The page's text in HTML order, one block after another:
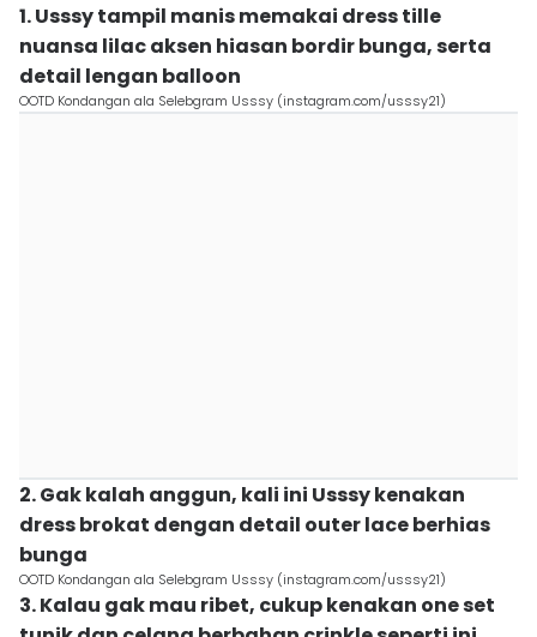
1. Usssy tampil manis memakai dress tille
nuansa lilac aksen hiasan bordir bunga, serta
detail lengan balloon
OOTD Kondangan ala Selebgram Usssy (instagram.com/usssy21)
2. Gak kalah anggun, kali ini Usssy kenakan
dress brokat dengan detail outer lace berhias
bunga
OOTD Kondangan ala Selebgram Usssy (instagram.com/usssy21)
3. Kalau gak mau ribet, cukup kenakan one set